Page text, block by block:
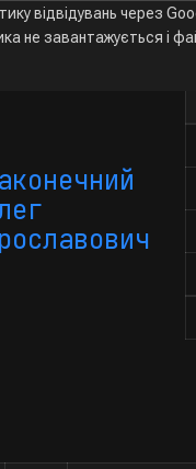
КалендарБаза даних
відвідувань через
не завантажується і